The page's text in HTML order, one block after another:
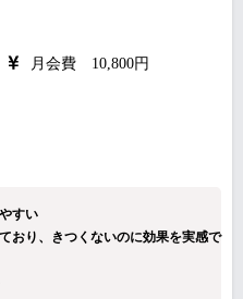
月会費 10,800円
すい
おり、きつくないのに効果を実感で